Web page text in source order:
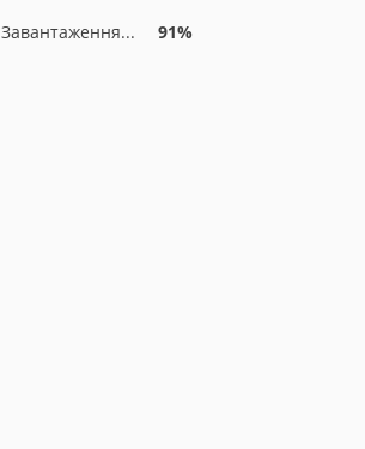
Завантаження... 91%